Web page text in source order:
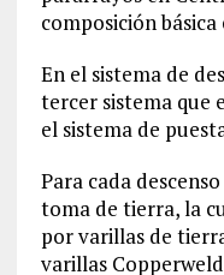
composición
En el sistema de
tercer sistema que
el sistema de
Para cada
toma de tierra, la
por varillas de
varillas